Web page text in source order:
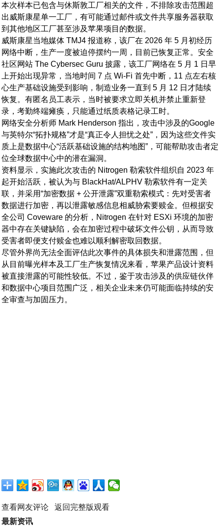
本次样本已包含与休斯敦工厂相关的文件，不排除攻击范围超
出威斯康星单一工厂，有可能通过邮件或文件共享服务器获取
到其他地区工厂甚至涉及苹果项目的数据。
威斯康星当地媒体 TMJ4 报道称，该厂在 2026 年 5 月初经历
网络中断，生产一度被迫停摆约一周，目前已恢复正常。安全
社区网站 The Cybersec Guru 披露，该工厂网络在 5 月 1 日早
上开始出现异常，当地时间 7 点 Wi‑Fi 首先中断，11 点左右核
心生产基础设施受到影响，制造业务一直到 5 月 12 日才陆续
恢复。有匿名员工表示，当时被要求立即关机并禁止重新登
录，考勤终端瘫痪，只能通过纸质表格记录工时。
网络安全分析师 Mark Henderson 指出，攻击中涉及的Google
与英特尔“拓扑规格”才是“真正令人担忧之处”，因为这些文件实
质上是数据中心“活跃基础设施的结构地图”，可能帮助攻击者定
位全球数据中心中的潜在漏洞。
资料显示，实施此次攻击的 Nitrogen 勒索软件组织自 2023 年
起开始活跃，被认为与 BlackHat/ALPHV 勒索软件有一定关
联，并采用“加密数据 + 公开泄露”双重勒索模式：先对受害者
数据进行加密，再以泄露敏感信息相威胁索要赎金。但根据安
全公司 Coveware 的分析，Nitrogen 在针对 ESXi 环境的加密
器中存在关键缺陷，会在加密过程中破坏文件公钥，从而导致
受害者即便支付赎金也难以顺利解密取回数据。
尽管外界尚无法全面评估此次事件的具体损失和泄露范围，但
从目前曝光样本及工厂生产恢复情况来看，苹果产品设计资料
被直接泄露的可能性较低。不过，鉴于攻击涉及的供应链伙伴
和数据中心项目范围广泛，相关企业未来仍可能面临持续的安
全审查与加固压力。
查看网友评论
返回完整版观看
最新资讯